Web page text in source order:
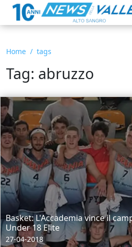
Home tags
Tag: abruzzo
Basket: L'Accademia vince il
Under 18 Elite
27-04-2018